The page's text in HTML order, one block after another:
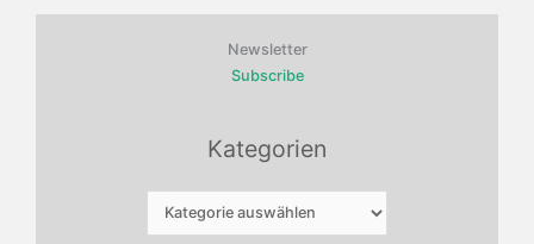
Newsletter
Subscribe
Kategorien